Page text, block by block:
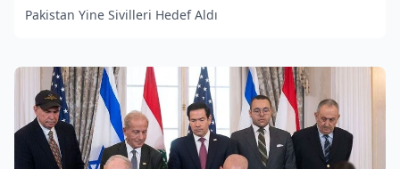
Pakistan Yine Sivilleri Hedef Aldı